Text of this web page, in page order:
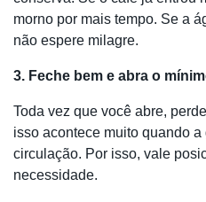
morno por mais tempo. Se a
não espere milagre.
3. Feche bem e abra o
Toda vez que você abre,
isso acontece muito quando
circulação. Por isso, vale
necessidade.